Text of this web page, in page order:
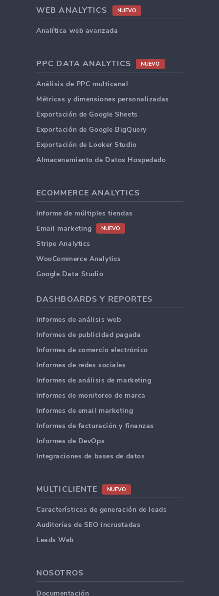
WEB ANALYTICS NUEVO
Analítica web avanzada
PPC DATA ANALYTICS NUEVO
Análisis de PPC multicanal
Métricas y dimensiones personalizadas
Exportación de Google Sheets
Exportación de Google BigQuery
Exportación de Looker Studio
Almacenamiento de Datos Hospedado
ECOMMERCE ANALYTICS
Informe de múltiples tiendas
Email marketing
NUEVO
Stripe Analytics
WooCommerce Analytics
Google Data Studio
DASHBOARDS Y REPORTES
Informes de análisis web
Informes de publicidad pagada
Informes de comercio electrónico
Informes de redes sociales
Informes de análisis de marketing
Informes de monitoreo de marca
Informes de email marketing
Informes de facturación y finanzas
Informes de DevOps
Integraciones de bases de datos
MULTICLIENTE NUEVO
Características de generación de leads
Auditorías de SEO incrustadas
Leads Web
NOSOTROS
Documentación